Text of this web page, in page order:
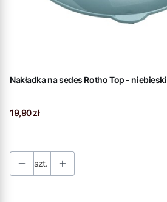
Nakładka na sedes Rotho Top - niebieski
Cena
19,90 zł
szt.